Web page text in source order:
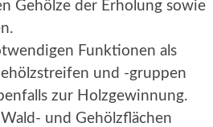
Gehölze der Erholung sowie
Funktionen als
und -gruppen
zur Holzgewinnung.
und Gehölzflächen